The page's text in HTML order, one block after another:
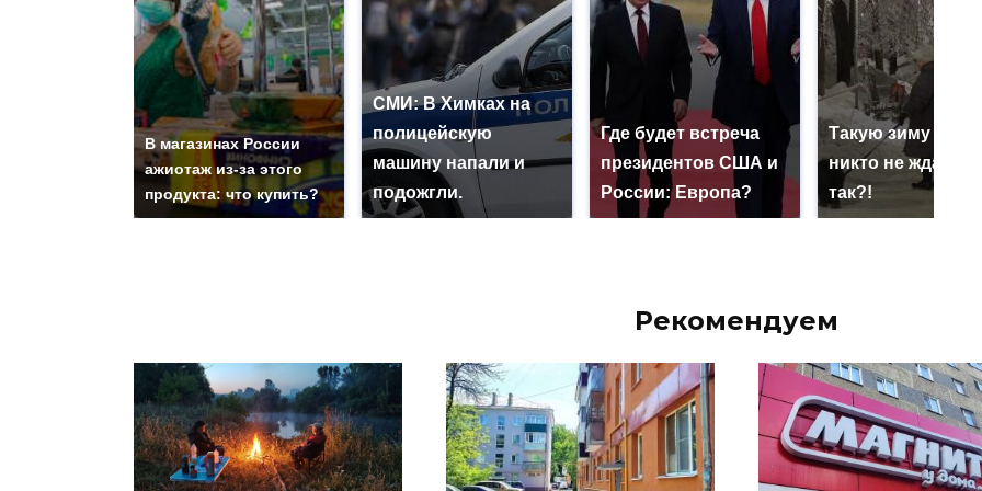
В магазинах России
ажиотаж из-за этого
продукта: что купить?
СМИ: В Химках на
полицейскую
машину напали и
подожгли.
Где будет встреча
президентов США и
России: Европа?
Такую зиму в
никто не ждал:
так?!
Рекомендуем